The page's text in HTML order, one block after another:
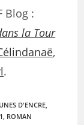
Blog :
la Tour
,
.
D'ENCRE,
, ROMAN